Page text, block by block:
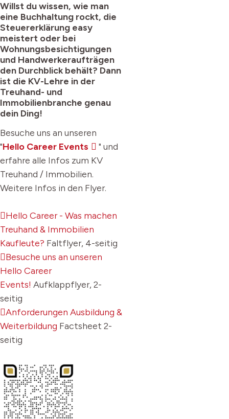
Willst du wissen, wie man
eine Buchhaltung rockt, die
Steuererklärung easy
meistert oder bei
Wohnungsbesichtigungen
und Handwerkeraufträgen
den Durchblick behält? Dann
ist die KV-Lehre in der
Treuhand- und
Immobilienbranche genau
dein Ding!
Besuche uns an unseren
"Hello Career Events
" und
erfahre alle Infos zum KV
Treuhand / Immobilien.
Weitere Infos in den Flyer.
Hello Career - Was machen
Treuhand & Immobilien
Kaufleute? Faltflyer, 4-seitig
Besuche uns an unseren
Hello Career
Events! Aufklappflyer, 2-
seitig
Anforderungen Ausbildung &
Weiterbildung Factsheet 2-
seitig